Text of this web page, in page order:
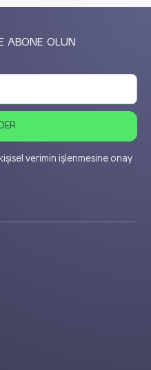
ABONE OLUN
verimin işlenmesine onay